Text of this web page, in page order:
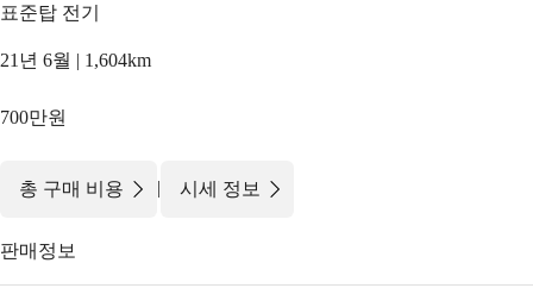
표준탑 전기
21년 6월 | 1,604km
700만원
총 구매 비용 | 시세 정보
판매정보